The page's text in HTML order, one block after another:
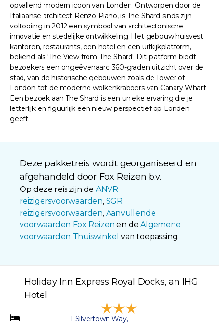
opvallend modern icoon van Londen. Ontworpen door de
Italiaanse architect Renzo Piano, is The Shard sinds zijn
voltooiing in 2012 een symbool van architectonische
innovatie en stedelijke ontwikkeling. Het gebouw huisvest
kantoren, restaurants, een hotel en een uitkijkplatform,
bekend als 'The View from The Shard'. Dit platform biedt
bezoekers een ongeëvenaard 360-graden uitzicht over de
stad, van de historische gebouwen zoals de Tower of
London tot de moderne wolkenkrabbers van Canary Wharf.
Een bezoek aan The Shard is een unieke ervaring die je
letterlijk en figuurlijk een nieuw perspectief op Londen
geeft.
Deze pakketreis wordt georganiseerd en
afgehandeld door Fox Reizen b.v.
Op deze reis zijn de ANVR
reizigersvoorwaarden, SGR
reizigersvoorwaarden, Aanvullende
voorwaarden Fox Reizen en deAlgemene
voorwaarden Thuiswinkel van toepassing.
Holiday Inn Express Royal Docks, an IHG
Hotel
1 Silvertown Way,